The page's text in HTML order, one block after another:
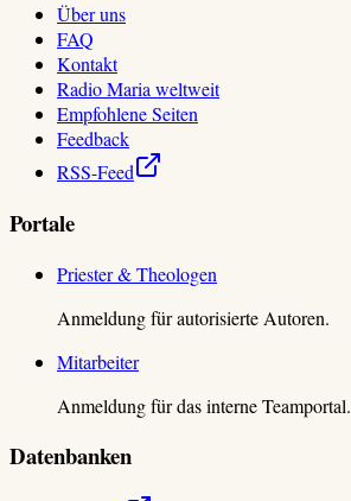
Über uns
FAQ
Kontakt
Radio Maria weltweit
Empfohlene Seiten
Feedback
RSS-Feed
Portale
Priester & Theologen
Anmeldung für autorisierte Autoren.
Mitarbeiter
Anmeldung für das interne Teamportal.
Datenbanken